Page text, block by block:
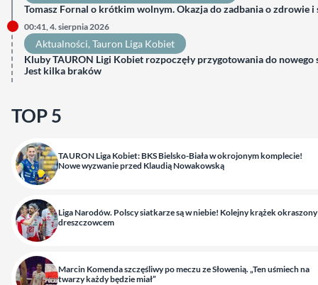
Tomasz Fornal o krótkim wolnym. Okazja do zadbania o zdrowie i
00:41, 4. sierpnia 2026
Aktualności, Tauron Liga Kobiet
Kluby TAURON Ligi Kobiet rozpoczęły przygotowania do nowego
Jest kilka braków
TOP 5
TAURON Liga Kobiet: BKS Bielsko-Biała w okrojonym komplecie!
Nowe wyzwanie przed Klaudią Nowakowską
Liga Narodów. Polscy siatkarze są w niebie! Kolejny krążek okraszony
dreszczowcem
Marcin Komenda szczęśliwy po meczu ze Słowenią. „Ten uśmiech na
twarzy każdy będzie miał”